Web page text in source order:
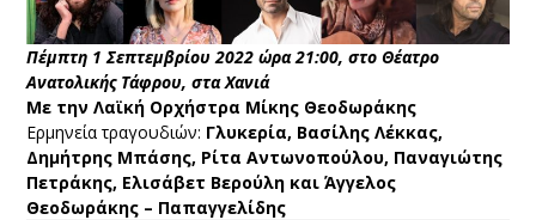
Πέμπτη 1 Σεπτεμβρίου 2022 ώρα 21:00, στο Θέατρο
Ανατολικής Τάφρου,στα Χανιά
Με την Λαϊκή Ορχήστρα Μίκης Θεοδωράκης
Ερμηνεία τραγουδιών: Γλυκερία, Βασίλης Λέκκας,
Δημήτρης Μπάσης, Ρίτα Αντωνοπούλου, Παναγιώτης
Πετράκης, Ελισάβετ Βερούλη και Άγγελος
Θεοδωράκης – Παπαγγελίδης